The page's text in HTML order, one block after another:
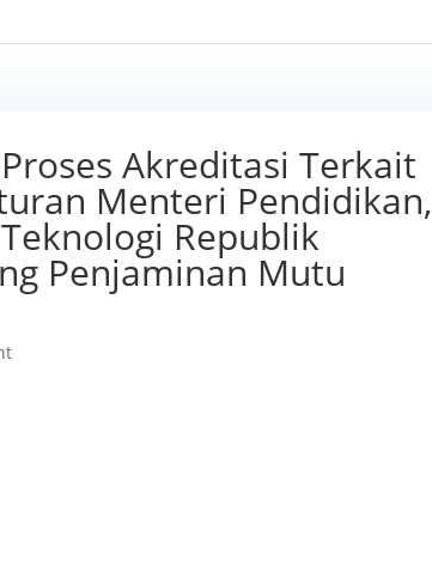
Akreditasi Terkait
Menteri Pendidikan,
Republik
Penjaminan Mutu